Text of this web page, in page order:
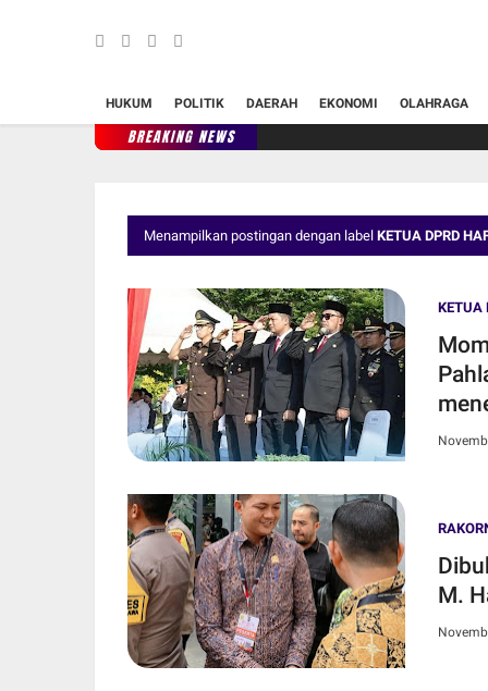
HUKUM POLITIK DAERAH EKONOMI OLAHRAGA
BREAKING NEWS
Menampilkan postingan dengan label KETUA DPRD
KETUA
M.